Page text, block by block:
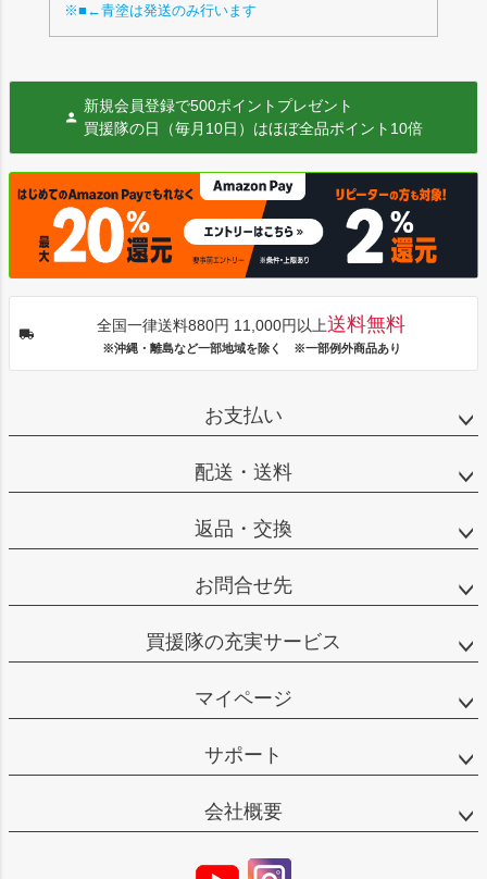
※■←青塗は発送のみ行います
新規会員登録で500ポイントプレゼント
買援隊の日（毎月10日）はほぼ全品ポイント10倍
全国一律送料880円 11,000円以上送料無料
※沖縄・離島など一部地域を除く ※一部例外商品あり
お支払い
配送・送料
返品・交換
お問合せ先
買援隊の充実サービス
マイページ
サポート
会社概要